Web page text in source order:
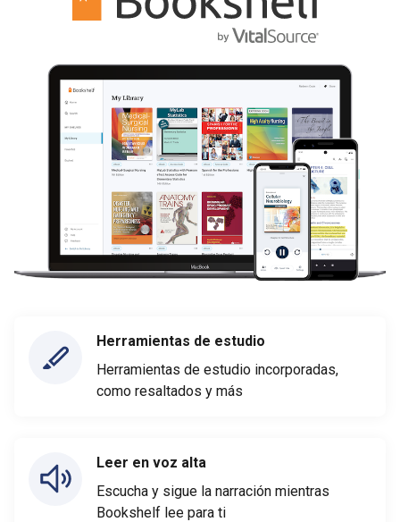
Herramientas de estudio
Herramientas de estudio incorporadas,
como resaltados y más
Leer en voz alta
Escucha y sigue la narración mientras
Bookshelf lee para ti